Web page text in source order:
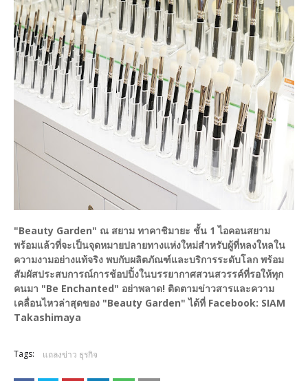
"Beauty Garden" ณ สยาม ทาคาชิมายะ ชั้น 1 ไอคอนสยาม
พร้อมแล้วที่จะเป็นจุดหมายปลายทางแห่งใหม่สำหรับผู้ที่หลงใหลใน
ความงามอย่างแท้จริง พบกับผลิตภัณฑ์และบริการระดับโลก พร้อม
สัมผัสประสบการณ์การช้อปปิ้งในบรรยากาศสวนสวรรค์ที่รอให้ทุก
คนมา "Be Enchanted" อย่าพลาด! ติดตามข่าวสารและความ
เคลื่อนไหวล่าสุดของ "Beauty Garden" ได้ที่ Facebook: SIAM
Takashimaya
Tags: แถลงข่าว ธุรกิจ